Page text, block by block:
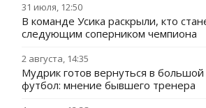
31 июля, 12:50
В команде Усика раскрыли, кто
следующим соперником чемпиона
2 августа, 14:35
Мудрик готов вернуться в большой
футбол: мнение бывшего тренера